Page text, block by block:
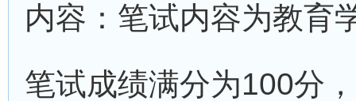
内容：笔试内容为教育
笔试成绩满分为100分